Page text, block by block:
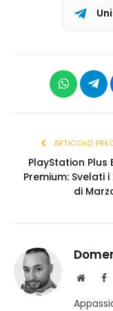
ARTICOLO
PlayStation Plus
Premium: Svelati
di
S
t
F
c